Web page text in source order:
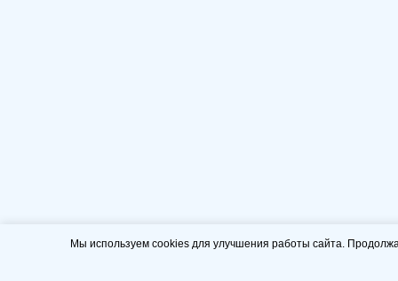
Мы используем cookies для улучшения работы сайта.